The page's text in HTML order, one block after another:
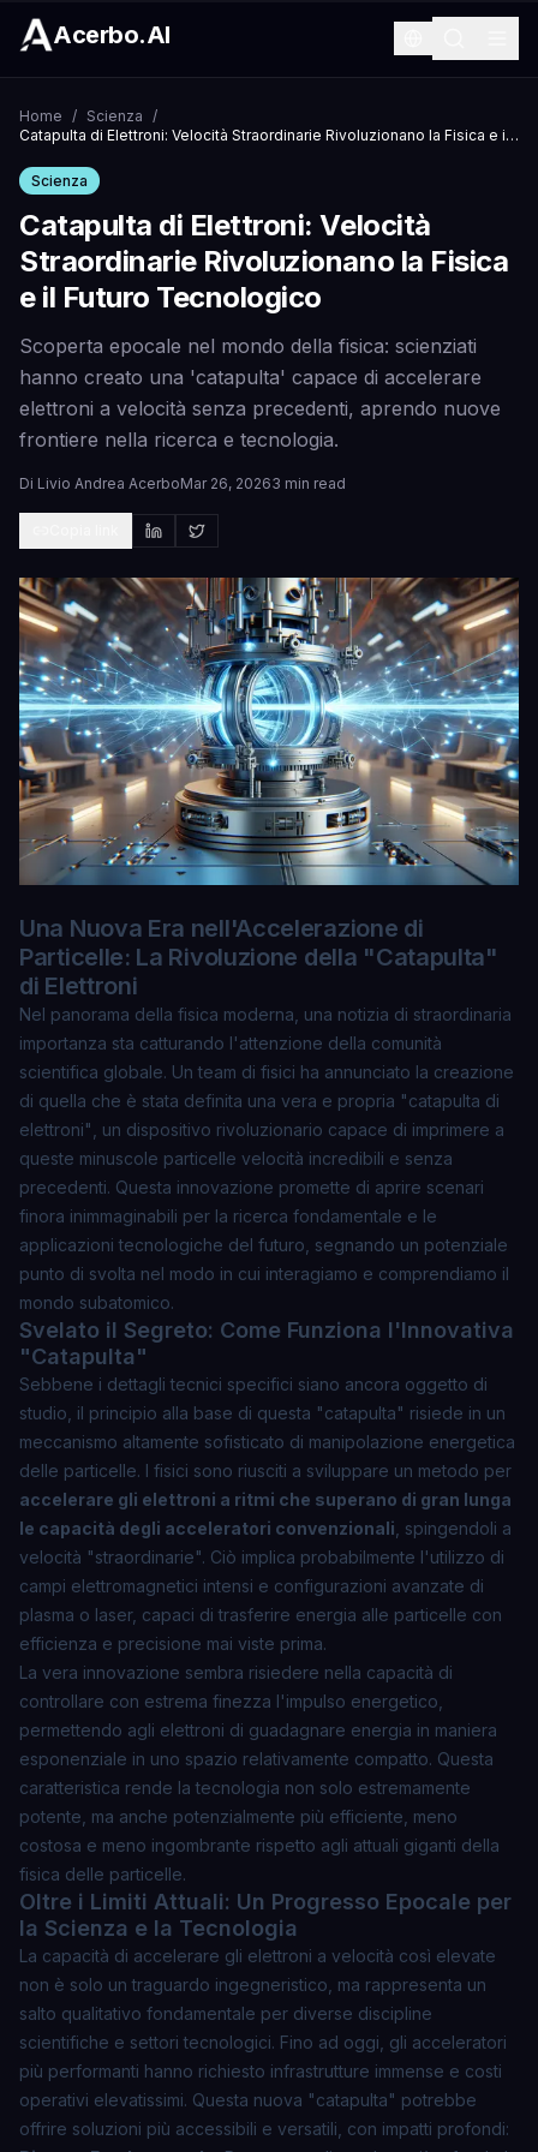
Acerbo.AI
Home / Scienza /
Catapulta di Elettroni: Velocità Straordinarie Rivoluzionano la Fisica e il Futuro Tecnologico
Scienza
Catapulta di Elettroni: Velocità
Straordinarie Rivoluzionano la Fisica
e il Futuro Tecnologico
Scoperta epocale nel mondo della fisica: scienziati
hanno creato una 'catapulta' capace di accelerare
elettroni a velocità senza precedenti, aprendo nuove
frontiere nella ricerca e tecnologia.
Di Livio Andrea AcerboMar 26, 20263 min read
Una Nuova Era nell'Accelerazione di
Particelle: La Rivoluzione della "Catapulta"
di Elettroni
Nel panorama della fisica moderna, una notizia di straordinaria
importanza sta catturando l'attenzione della comunità
scientifica globale. Un team di fisici ha annunciato la creazione
di quella che è stata definita una vera e propria "catapulta di
elettroni"
, un dispositivo rivoluzionario capace di imprimere a
queste minuscole particelle velocità incredibili e senza
precedenti. Questa innovazione promette di aprire scenari
finora inimmaginabili per la ricerca fondamentale e le
applicazioni tecnologiche del futuro, segnando un potenziale
punto di svolta nel modo in cui interagiamo e comprendiamo il
mondo subatomico.
Svelato il Segreto: Come Funziona l'Innovativa
"Catapulta"
Sebbene i dettagli tecnici specifici siano ancora oggetto di
studio, il principio alla base di questa "catapulta" risiede in un
meccanismo altamente sofisticato di manipolazione energetica
delle particelle. I fisici sono riusciti a sviluppare un metodo per
accelerare gli elettroni a ritmi che superano di gran lunga
le capacità degli acceleratori convenzionali , spingendoli a
velocità "straordinarie". Ciò implica probabilmente l'utilizzo di
campi elettromagnetici intensi e configurazioni avanzate di
plasma o laser, capaci di trasferire energia alle particelle con
efficienza e precisione mai viste prima.
La vera innovazione sembra risiedere nella capacità di
controllare con estrema finezza l'impulso energetico,
permettendo agli elettroni di guadagnare energia in maniera
esponenziale in uno spazio relativamente compatto. Questa
caratteristica rende la tecnologia non solo estremamente
potente, ma anche potenzialmente più efficiente, meno
costosa e meno ingombrante rispetto agli attuali giganti della
fisica delle particelle.
Oltre i Limiti Attuali: Un Progresso Epocale per
la Scienza e la Tecnologia
La capacità di accelerare gli elettroni a velocità così elevate
non è solo un traguardo ingegneristico, ma rappresenta un
salto qualitativo fondamentale per diverse discipline
scientifiche e settori tecnologici. Fino ad oggi, gli acceleratori
più performanti hanno richiesto infrastrutture immense e costi
operativi elevatissimi. Questa nuova "catapulta" potrebbe
offrire soluzioni più accessibili e versatili, con impatti profondi: